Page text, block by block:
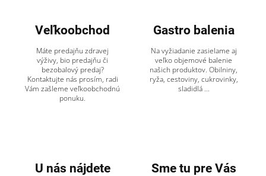
Veľkoobchod
Máte predajňu zdravej
výživy, bio predajňu či
bezobalový predaj?
Kontaktujte nás prosím, radi
Vám zašleme veľkoobchodnú
ponuku.
Gastro balenia
Na vyžiadanie zasielame aj
veľko objemové balenie
našich produktov. Obilniny,
ryža, cestoviny, cukrovinky,
sladidlá ...
U nás nájdete Sme tu pre Vás